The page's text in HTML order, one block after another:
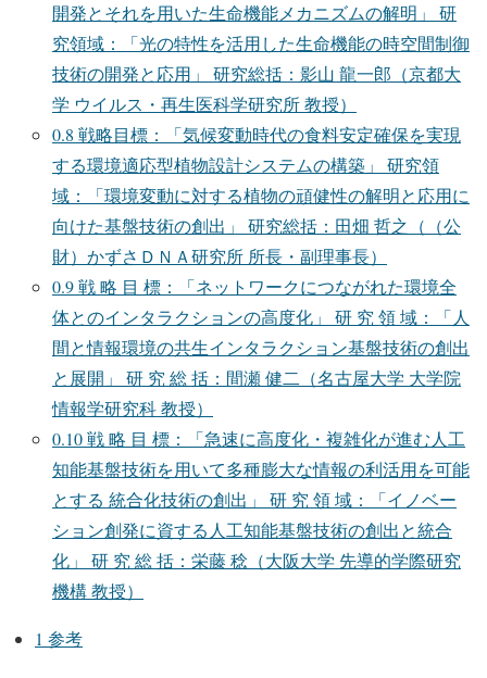
開発とそれを用いた生命機能メカニズムの解明」 研
究領域：「光の特性を活用した生命機能の時空間制御
技術の開発と応用」 研究総括：影山 龍一郎（京都大
学 ウイルス・再生医科学研究所 教授）
0.8 戦略目標：「気候変動時代の食料安定確保を実現
する環境適応型植物設計システムの構築」 研究領
域：「環境変動に対する植物の頑健性の解明と応用に
向けた基盤技術の創出」 研究総括：田畑 哲之（（公
財）かずさＤＮＡ研究所 所長・副理事長）
0.9戦 略 目 標：「ネットワークにつながれた環境全
体とのインタラクションの高度化」 研 究 領 域：「人
間と情報環境の共生インタラクション基盤技術の創出
と展開」 研 究 総 括：間瀬 健二（名古屋大学 大学院
情報学研究科 教授）
0.10戦 略 目 標：「急速に高度化・複雑化が進む人工
知能基盤技術を用いて多種膨大な情報の利活用を可能
とする 統合化技術の創出」 研 究 領 域：「イノベー
ション創発に資する人工知能基盤技術の創出と統合
化」 研 究 総 括：栄藤 稔（大阪大学 先導的学際研究
機構 教授）
1 参考